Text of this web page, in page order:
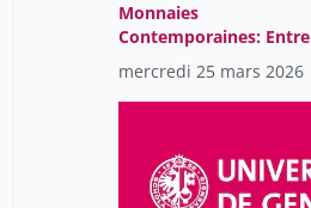
Monnaies
Contemporaines: Entre
Privatisation Et Partage
mercredi 25 mars 2026